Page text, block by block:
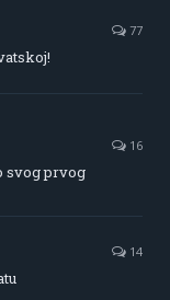
77
16
svog prvog
14